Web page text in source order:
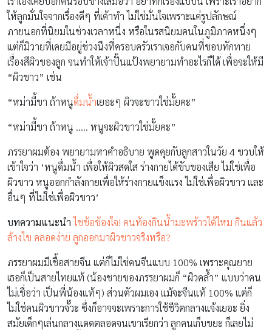
ให้ลูกมั่นใจจากเรื่องดีๆ ที่เค้าทำ ไม่ใช่มั่นใจเพราะแค่รูปลักษณ์
ภายนอกที่นิยมในช่วงเวลาหนึ่ง หรือในรสนิยมคนในภูมิภาคหนึ่งๆ
แต่ก็มิวายที่เคยมีอยู่ช่วงนึงที่ครอบครัวเราเจอกับคนที่ชอบทักทาย
เรื่องสีผิวของลูก จนทำให้เจ้าปั้นแป้งพยายามทำอะไรก็ได้ เพื่อจะให้มี
“ผิวขาว” เช่น
“หม่ามี้ขา ถ้าหนูดื่มน้ำเยอะๆ ผิวจะขาวใช่มั้ยคะ”
“หม่ามี้ขา ถ้าหนู ….. หนูจะผิวขาวใช่มั้ยคะ”
ภรรยาผมต้อง พยายามหาคำอธิบาย พูดคุยกับลูกสาวในวัย 4 ขวบให้
เข้าใจว่า ‘หนูดื่มน้ำ เพื่อให้ผิวสดใส ร่างกายได้ขับของเสีย ไม่ใช่เพื่อ
ผิวขาว หนูออกกำลังกายเพื่อให้ร่างกายแข็งแรง ไม่ใช่เพื่อผิวขาว และ
อื่นๆ ที่ไม่ใช่เพื่อผิวขาว’
บทความแนะนำ ไขข้อข้องใจ! คนท้องกินน้ำมะพร้าวได้ไหม กินแล้ว
ล้างไข คลอดง่าย ลูกออกมาผิวขาวจริงหรือ?
ภรรยาผมมีเชื้อสายจีน แต่ก็ไม่ใช่คนจีนแบบ 100% เพราะคุณยาย
เธอก็เป็นสายไทยแท้ (น้องชายของภรรยาผมก็ “ผิวคล้ำ” แบบว่าคน
ไม่เชื่อว่า เป็นพี่น้องแท้ๆ) ส่วนตัวผมเอง แม้จะจีนแท้ 100% แต่ก็
ไม่ใช่คนผิวขาวจั๊วะ ซึ่งก็อาจจะเพราะการใช้ชีวิตกลางแจ้งเยอะ ยิ่ง
สมัยเด็กๆเล่นกลางแดดตลอดจนเขาเรียกว่า ลูกคนเก็บขยะ ก็เลยไม่